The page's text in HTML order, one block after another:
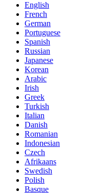
English
French
German
Portuguese
Spanish
Russian
Japanese
Korean
Arabic
Irish
Greek
Turkish
Italian
Danish
Romanian
Indonesian
Czech
Afrikaans
Swedish
Polish
Basque